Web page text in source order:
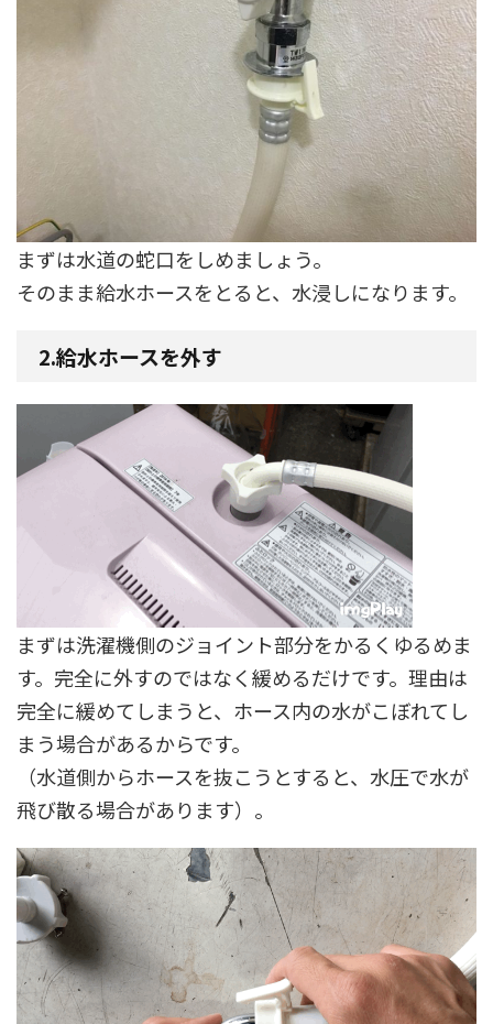
まずは水道の蛇口をしめましょう。
そのまま給水ホースをとると、水浸しになります。
2.給水ホースを外す
まずは洗濯機側のジョイント部分をかるくゆるめま
す。完全に外すのではなく緩めるだけです。 理由は
完全に緩めてしまうと、ホース内の水がこぼれてし
まう場合があるからです。
（水道側からホースを抜こうとすると、水圧で水が
飛び散る場合があります）。